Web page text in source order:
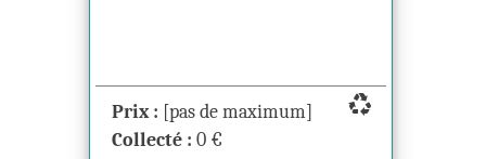
recycling
Prix : [pas de maximum]
Collecté : 0 €